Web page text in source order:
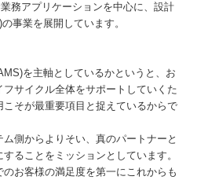
務アプリケーションを中心に、設計
事業を展開しています。
を主軸としているかというと、お
サイクル全体をサポートしていくた
そが最重要項目と捉えているからで
側からよりそい、真のパートナーと
ることをミッションとしています。
お客様の満足度を第一にこれからも